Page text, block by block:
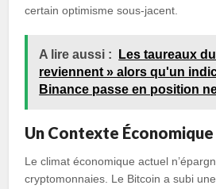
certain optimisme sous-jacent.
A lire aussi :
Les taureaux
reviennent » alors qu'un
Binance passe en position
Un Contexte
Le climat économique actuel
cryptomonnaies. Le Bitcoin a subi